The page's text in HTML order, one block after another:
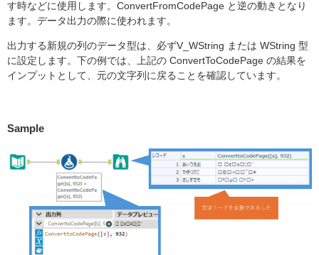
す時などに使用します。ConvertFromCodePage と逆の動きとなり
ます。データ出力の際に使われます。
出力する新規の列のデータ型は、必ずV_WString または WString 型
に設定します。下の例では、上記の ConvertToCodePage の結果を
インプットとして、元の文字列に戻ることを確認しています。
Sample